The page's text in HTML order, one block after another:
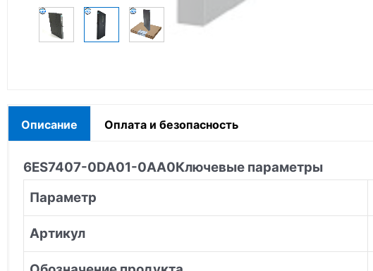
Описание Оплата и безопасность
6ES7407-0DA01-0AA0Ключевые параметры
Параметр
Артикул